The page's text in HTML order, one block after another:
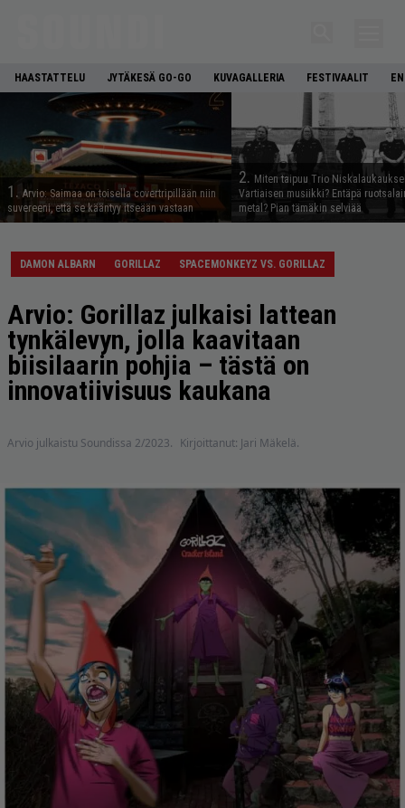
HAASTATTELU JYTÄKESÄ GO-GO KUVAGALLERIA FESTIVAALIT
1. Arvio: Saimaa on toisella covertripillään niin
suvereeni, että se kääntyy itseään vastaan
2. Miten taipuu Trio
Vartiaisen musiikki? Entäpä
metal? Pian tämäkin selviää
DAMON ALBARN GORILLAZ SPACEMONKEYZ VS. GORILLAZ
Arvio: Gorillaz julkaisi lattean
tynkälevyn, jolla kaavitaan
biisilaarin pohjia – tästä on
innovatiivisuus kaukana
Arvio julkaistu Soundissa 2/2023. Kirjoittanut: Jari Mäkelä.